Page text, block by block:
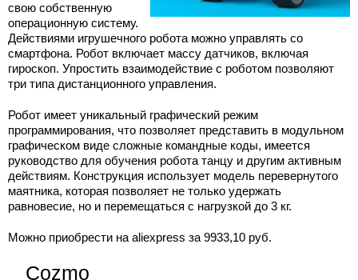
свою собственную
операционную систему.
Действиями игрушечного робота можно управлять со
смартфона. Робот включает массу датчиков, включая
гироскоп. Упростить взаимодействие с роботом позволяют
три типа дистанционного управления.
Робот имеет уникальный графический режим
программирования, что позволяет представить в модульном
графическом виде сложные командные коды, имеется
руководство для обучения робота танцу и другим активным
действиям. Конструкция использует модель перевернутого
маятника, которая позволяет не только удержать
равновесие, но и перемещаться с нагрузкой до 3 кг.
Можно приобрести на aliexpress за 9933,10 руб.
Cozmo